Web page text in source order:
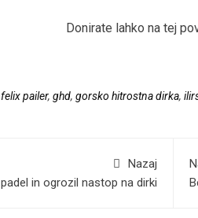
Donirate lahko na tej
felix pailer, ghd, gorsko hitrostna dirka,
Nazaj
in ogrozil nastop na dirki